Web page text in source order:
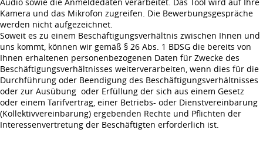
Kamera und das Mikrofon zugreifen. Die Bewerbungsgespräche
werden nicht aufgezeichnet.
Soweit es zu einem Beschäftigungsverhältnis zwischen Ihnen und
uns kommt, können wir gemäß § 26 Abs. 1 BDSG die bereits von
Ihnen erhaltenen personenbezogenen Daten für Zwecke des
Beschäftigungsverhältnisses weiterverarbeiten, wenn dies für die
Durchführung oder Beendigung des Beschäftigungsverhältnisses
oder zur Ausübung oder Erfüllung der sich aus einem Gesetz
oder einem Tarifvertrag, einer Betriebs- oder Dienstvereinbarung
(Kollektivvereinbarung) ergebenden Rechte und Pflichten der
Interessenvertretung der Beschäftigten erforderlich ist.